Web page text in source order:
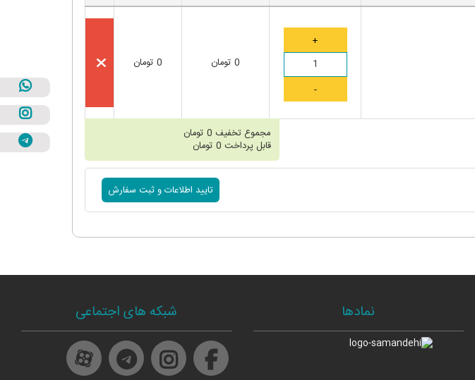
0 تومان 0 تومان
مجموع تخفیف 0 تومان
قابل پرداخت 0 تومان
نمادها شبکه های اجتماعی